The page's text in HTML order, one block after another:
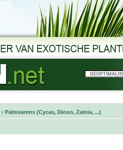
‹ Palmvarens (Cycas, Dioon, Zamia, ...)